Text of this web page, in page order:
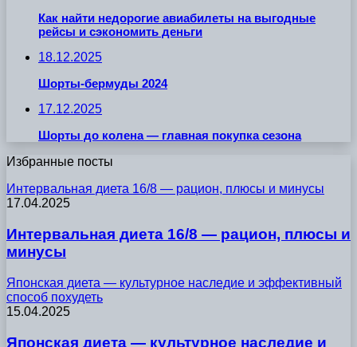
Как найти недорогие авиабилеты на выгодные
рейсы и сэкономить деньги
18.12.2025
Шорты-бермуды 2024
17.12.2025
Шорты до колена — главная покупка сезона
Избранные посты
Интервальная диета 16/8 — рацион, плюсы и минусы
17.04.2025
Интервальная диета 16/8 — рацион, плюсы и
минусы
Японская диета — культурное наследие и эффективный
способ похудеть
15.04.2025
Японская диета — культурное наследие и